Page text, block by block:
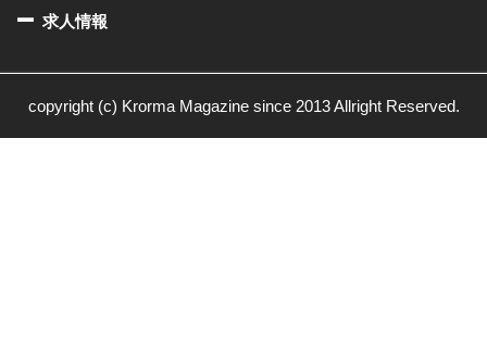
求人情報
copyright (c) Krorma Magazine since 2013 Allright Reserved.